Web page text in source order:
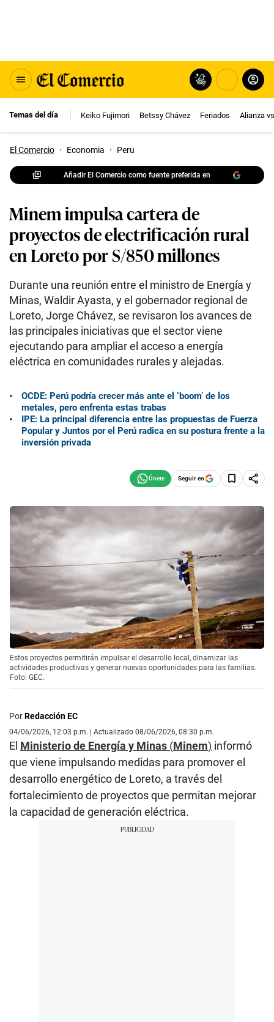
Temas del día Keiko Fujimori Betssy Chávez Feriados Alianza
El Comercio · Economia · Peru
Añadir El Comercio como fuente preferida en
Minem impulsa cartera de
proyectos de electrificación rural
en Loreto por S/850 millones
Durante una reunión entre el ministro de Energía y
Minas, Waldir Ayasta, y el gobernador regional de
Loreto, Jorge Chávez, se revisaron los avances de
las principales iniciativas que el sector viene
ejecutando para ampliar el acceso a energía
eléctrica en comunidades rurales y alejadas.
OCDE: Perú podría crecer más ante el ‘boom’ de los
metales, pero enfrenta estas trabas
IPE: La principal diferencia entre las propuestas de Fuerza
Popular y Juntos por el Perú radica en su postura frente a la
inversión privada
Seguir en
Estos proyectos permitirán impulsar el desarrollo local, dinamizar las
actividades productivas y generar nuevas oportunidades para las familias.
Foto: GEC.
PorRedacción EC
04/06/2026, 12:03 p.m. | Actualizado 08/06/2026, 08:30 p.m.
El Ministerio de Energía y Minas (Minem) informó
que viene impulsando medidas para promover el
desarrollo energético de Loreto, a través del
fortalecimiento de proyectos que permitan mejorar
la capacidad de generación eléctrica.